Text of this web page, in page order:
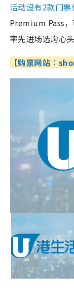
活动设有2款门票
Premium Pass
率先进场选购心头
【购票网站